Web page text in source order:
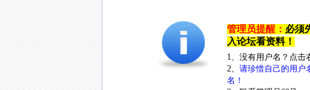
管理员提醒： 必须
入论坛看资料！
1、没有用户名？点
2、 请珍惜自己的用户
名！